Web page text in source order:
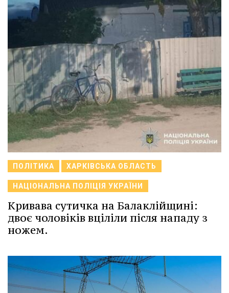
ПОЛІТИКА ХАРКІВСЬКА ОБЛАСТЬ
НАЦІОНАЛЬНА ПОЛІЦІЯ УКРАЇНИ
Кривава сутичка на Балаклійщині:
двоє чоловіків вціліли після нападу з
ножем.